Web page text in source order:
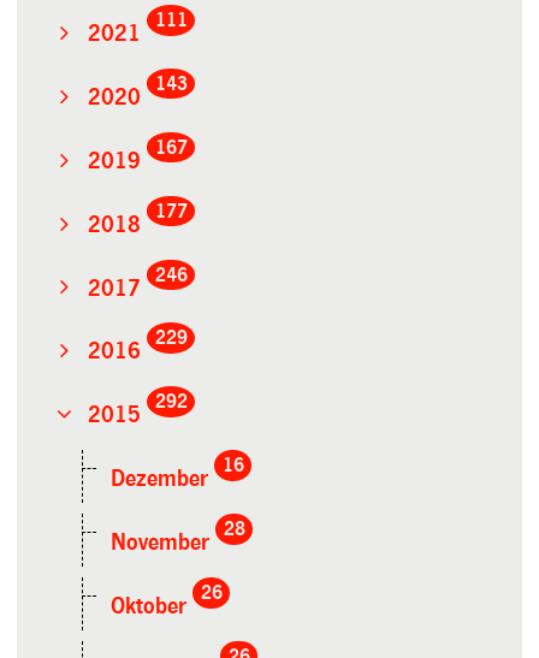
2021
111
2020
143
2019
167
2018
177
2017
246
2016
229
2015
292
Dezember
16
November
28
Oktober
26